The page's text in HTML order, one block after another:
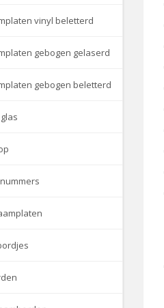
vinyl beletterd
gebogen gelaserd
gebogen beletterd